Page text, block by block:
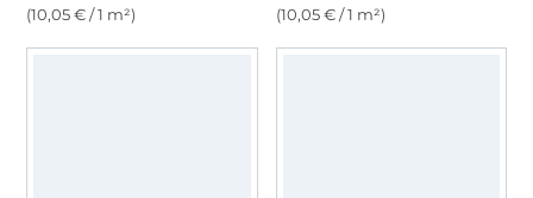
(10,05 € / 1 m²)
(10,05 € / 1 m²)